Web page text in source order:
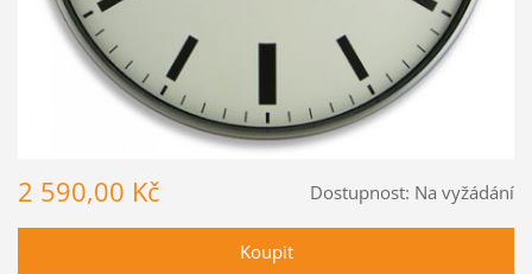
Dostupnost: Na vyžádání
2 590,00 Kč